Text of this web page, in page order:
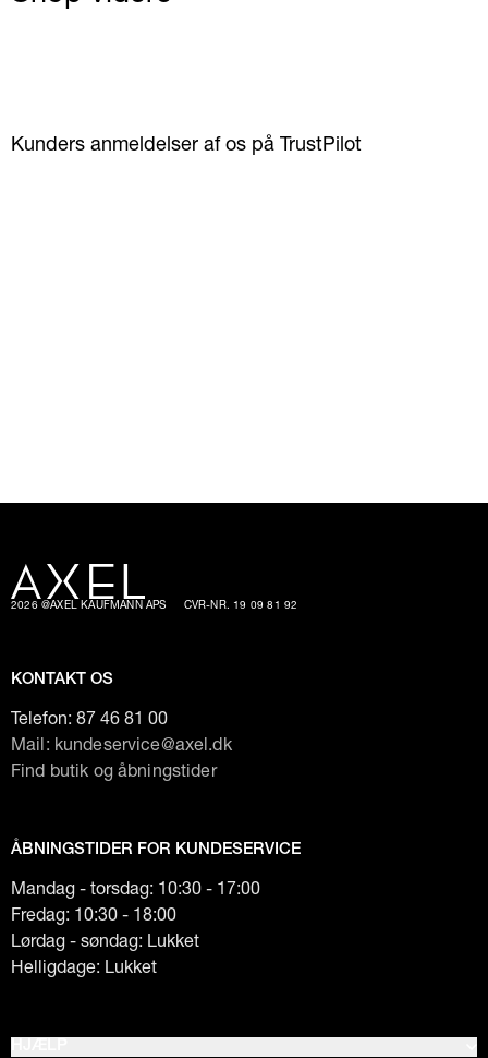
Kunders anmeldelser af os på TrustPilot
2026 @AXEL KAUFMANN APS CVR-NR. 19 09 81 92
KONTAKT OS
Telefon: 87 46 81 00
Mail: kundeservice@axel.dk
Find butik og åbningstider
ÅBNINGSTIDER FOR KUNDESERVICE
Mandag - torsdag: 10:30 - 17:00
Fredag: 10:30 - 18:00
Lørdag - søndag: Lukket
Helligdage: Lukket